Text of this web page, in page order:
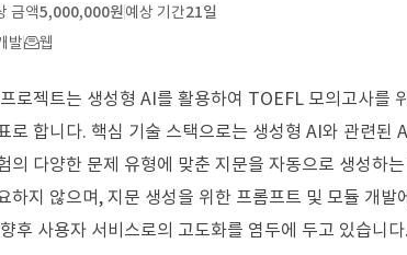
금액5,000,000원예상 기간21일
발
웹
로젝트는 생성형 AI를 활용하여 TOEFL 모의고사를
로 합니다. 핵심 기술 스택으로는 생성형 AI와 관련된
의 다양한 문제 유형에 맞춘 지문을 자동으로 생성하
하지 않으며, 지문 생성을 위한 프롬프트 및 모듈 개발
후 사용자 서비스로의 고도화를 염두에 두고 있습니다.